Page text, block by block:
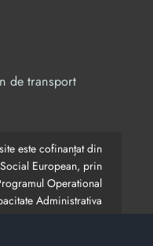
de transport
este cofinanțat din
European, prin
Operational
Administrativa